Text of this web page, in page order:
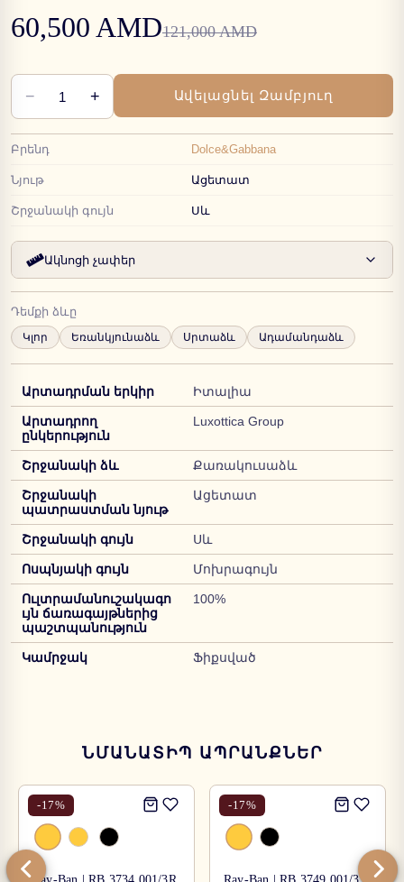
60,500 AMD121,000 AMD
− 1 + Ավելացնել Զամբյուղ
Բրենդ Dolce&Gabbana
Նյութ Ացետատ
Շրջանակի գույն Սև
Ակնոցի չափեր
Դեմքի ձևը
Կլոր Եռանկյունաձև Սրտաձև Ադամանդաձև
Արտադրման երկիր Իտալիա
Արտադրող
ընկերություն
Luxottica Group
Շրջանակի ձև Քառակուսաձև
Շրջանակի
պատրաստման նյութ
Ացետատ
Շրջանակի գույն Սև
Ոսպնյակի գույն Մոխրագույն
Ուլտրամանուշակագո
ւյն ճառագայթներից
պաշտպանություն
100%
Կամրջակ Ֆիքսված
ՆՄԱՆԱՏԻՊ ԱՊՐԱՆՔՆԵՐ
-17% -17%